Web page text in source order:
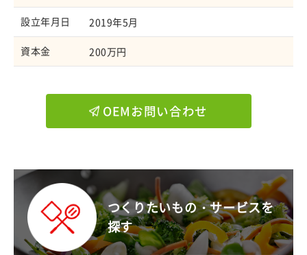
設立年月日 2019年5月
資本金 200万円
OEMお問い合わせ
つくりたいもの・サービスを
探す